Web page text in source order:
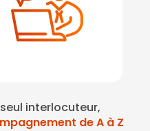
seul interlocuteur,
de A à Z